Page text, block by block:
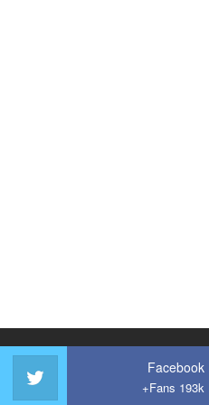
Facebook
Fans 193k+